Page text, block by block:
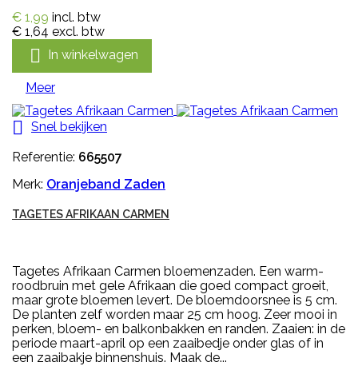
€ 1,99 incl. btw
€ 1,64 excl. btw
 In winkelwagen
Meer
 Snel bekijken
Referentie: 665507
Merk: Oranjeband Zaden
TAGETES AFRIKAAN CARMEN
Tagetes Afrikaan Carmen bloemenzaden. Een warm-
roodbruin met gele Afrikaan die goed compact groeit,
maar grote bloemen levert. De bloemdoorsnee is 5 cm.
De planten zelf worden maar 25 cm hoog. Zeer mooi in
perken, bloem- en balkonbakken en randen. Zaaien: in de
periode maart-april op een zaaibedje onder glas of in
een zaaibakje binnenshuis. Maak de...